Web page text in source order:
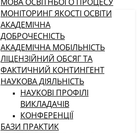
МОНІТОРИНГ ЯКОСТІ ОСВІТИ
АКАДЕМІЧНА
ДОБРОЧЕСНІСТЬ
АКАДЕМІЧНА МОБІЛЬНІСТЬ
ЛІЦЕНЗІЙНИЙ ОБСЯГ ТА
ФАКТИЧНИЙ КОНТИНГЕНТ
НАУКОВА ДІЯЛЬНІСТЬ
НАУКОВІ ПРОФІЛІ
ВИКЛАДАЧІВ
КОНФЕРЕНЦІЇ
БАЗИ ПРАКТИК